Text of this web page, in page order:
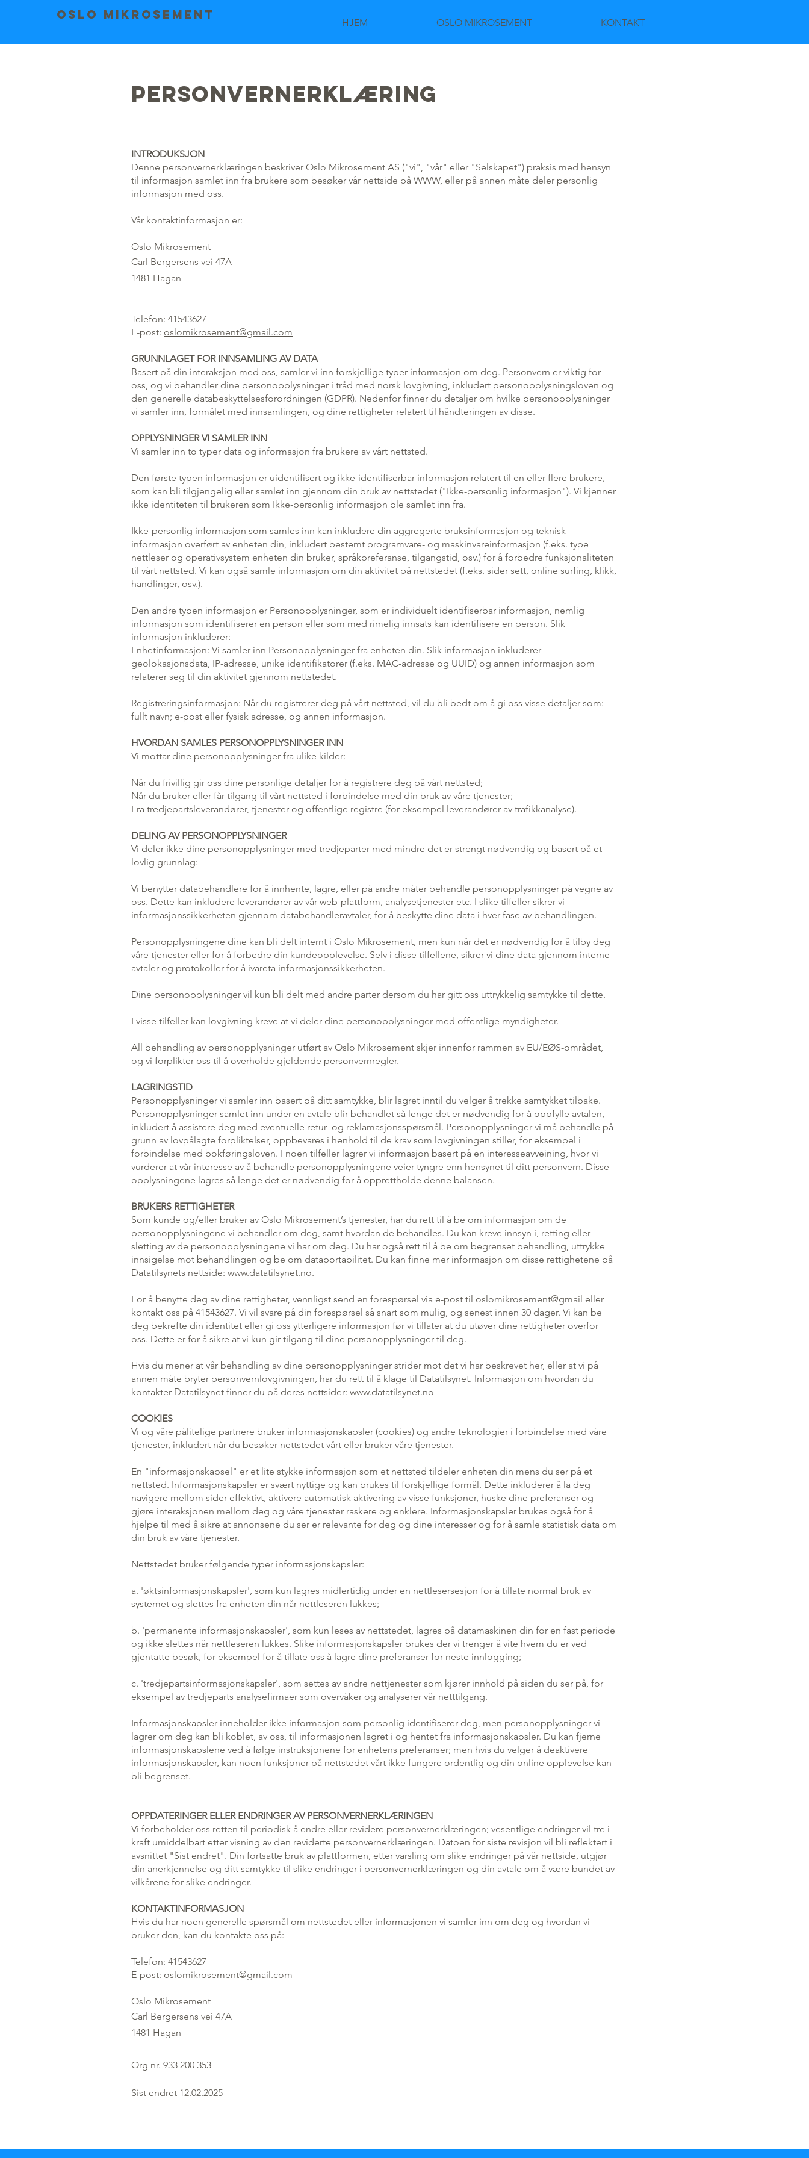
Oslo Mikrosement
HJEM OSLO MIKROSEMENT KONTAKT
Personvernerklæring
INTRODUKSJON
Denne personvernerklæringen beskriver Oslo Mikrosement AS ("vi", "vår" eller "Selskapet") praksis med hensyn
til informasjon samlet inn fra brukere som besøker vår nettside på WWW, eller på annen måte deler personlig
informasjon med oss.
Vår kontaktinformasjon er:
Oslo Mikrosement
Carl Bergersens vei 47A
1481 Hagan
Telefon: 41543627
E-post: oslomikrosement@gmail.com
GRUNNLAGET FOR INNSAMLING AV DATA
Basert på din interaksjon med oss, samler vi inn forskjellige typer informasjon om deg. Personvern er viktig for
oss, og vi behandler dine personopplysninger i tråd med norsk lovgivning, inkludert personopplysningsloven og
den generelle databeskyttelsesforordningen (GDPR). Nedenfor finner du detaljer om hvilke personopplysninger
vi samler inn, formålet med innsamlingen, og dine rettigheter relatert til håndteringen av disse.
OPPLYSNINGER VI SAMLER INN
Vi samler inn to typer data og informasjon fra brukere av vårt nettsted.
Den første typen informasjon er uidentifisert og ikke-identifiserbar informasjon relatert til en eller flere brukere,
som kan bli tilgjengelig eller samlet inn gjennom din bruk av nettstedet ("Ikke-personlig informasjon"). Vi kjenner
ikke identiteten til brukeren som Ikke-personlig informasjon ble samlet inn fra.
Ikke-personlig informasjon som samles inn kan inkludere din aggregerte bruksinformasjon og teknisk
informasjon overført av enheten din, inkludert bestemt programvare- og maskinvareinformasjon (f.eks. type
nettleser og operativsystem enheten din bruker, språkpreferanse, tilgangstid, osv.) for å forbedre funksjonaliteten
til vårt nettsted. Vi kan også samle informasjon om din aktivitet på nettstedet (f.eks. sider sett, online surfing, klikk,
handlinger, osv.).
Den andre typen informasjon er Personopplysninger, som er individuelt identifiserbar informasjon, nemlig
informasjon som identifiserer en person eller som med rimelig innsats kan identifisere en person. Slik
informasjon inkluderer:
Enhetinformasjon: Vi samler inn Personopplysninger fra enheten din. Slik informasjon inkluderer
geolokasjonsdata, IP-adresse, unike identifikatorer (f.eks. MAC-adresse og UUID) og annen informasjon som
relaterer seg til din aktivitet gjennom nettstedet.
Registreringsinformasjon: Når du registrerer deg på vårt nettsted, vil du bli bedt om å gi oss visse detaljer som:
fullt navn; e-post eller fysisk adresse, og annen informasjon.
HVORDAN SAMLES PERSONOPPLYSNINGER INN
Vi mottar dine personopplysninger fra ulike kilder:
Når du frivillig gir oss dine personlige detaljer for å registrere deg på vårt nettsted;
Når du bruker eller får tilgang til vårt nettsted i forbindelse med din bruk av våre tjenester;
Fra tredjepartsleverandører, tjenester og offentlige registre (for eksempel leverandører av trafikkanalyse).
DELING AV PERSONOPPLYSNINGER
Vi deler ikke dine personopplysninger med tredjeparter med mindre det er strengt nødvendig og basert på et
lovlig grunnlag:
Vi benytter databehandlere for å innhente, lagre, eller på andre måter behandle personopplysninger på vegne av
oss. Dette kan inkludere leverandører av vår web-plattform, analysetjenester etc. I slike tilfeller sikrer vi
informasjonssikkerheten gjennom databehandleravtaler, for å beskytte dine data i hver fase av behandlingen.
Personopplysningene dine kan bli delt internt i Oslo Mikrosement, men kun når det er nødvendig for å tilby deg
våre tjenester eller for å forbedre din kundeopplevelse. Selv i disse tilfellene, sikrer vi dine data gjennom interne
avtaler og protokoller for å ivareta informasjonssikkerheten.
Dine personopplysninger vil kun bli delt med andre parter dersom du har gitt oss uttrykkelig samtykke til dette.
I visse tilfeller kan lovgivning kreve at vi deler dine personopplysninger med offentlige myndigheter.
All behandling av personopplysninger utført av Oslo Mikrosement skjer innenfor rammen av EU/EØS-området,
og vi forplikter oss til å overholde gjeldende personvernregler.
LAGRINGSTID
Personopplysninger vi samler inn basert på ditt samtykke, blir lagret inntil du velger å trekke samtykket tilbake.
Personopplysninger samlet inn under en avtale blir behandlet så lenge det er nødvendig for å oppfylle avtalen,
inkludert å assistere deg med eventuelle retur- og reklamasjonsspørsmål. Personopplysninger vi må behandle på
grunn av lovpålagte forpliktelser, oppbevares i henhold til de krav som lovgivningen stiller, for eksempel i
forbindelse med bokføringsloven. I noen tilfeller lagrer vi informasjon basert på en interesseavveining, hvor vi
vurderer at vår interesse av å behandle personopplysningene veier tyngre enn hensynet til ditt personvern. Disse
opplysningene lagres så lenge det er nødvendig for å opprettholde denne balansen.
BRUKERS RETTIGHETER
Som kunde og/eller bruker av Oslo Mikrosement’s tjenester, har du rett til å be om informasjon om de
personopplysningene vi behandler om deg, samt hvordan de behandles. Du kan kreve innsyn i, retting eller
sletting av de personopplysningene vi har om deg. Du har også rett til å be om begrenset behandling, uttrykke
innsigelse mot behandlingen og be om dataportabilitet. Du kan finne mer informasjon om disse rettighetene på
Datatilsynets nettside: www.datatilsynet.no.
For å benytte deg av dine rettigheter, vennligst send en forespørsel via e-post til oslomikrosement@gmail eller
kontakt oss på 41543627. Vi vil svare på din forespørsel så snart som mulig, og senest innen 30 dager. Vi kan be
deg bekrefte din identitet eller gi oss ytterligere informasjon før vi tillater at du utøver dine rettigheter overfor
oss. Dette er for å sikre at vi kun gir tilgang til dine personopplysninger til deg.
Hvis du mener at vår behandling av dine personopplysninger strider mot det vi har beskrevet her, eller at vi på
annen måte bryter personvernlovgivningen, har du rett til å klage til Datatilsynet. Informasjon om hvordan du
kontakter Datatilsynet finner du på deres nettsider: www.datatilsynet.no
COOKIES
Vi og våre pålitelige partnere bruker informasjonskapsler (cookies) og andre teknologier i forbindelse med våre
tjenester, inkludert når du besøker nettstedet vårt eller bruker våre tjenester.
En "informasjonskapsel" er et lite stykke informasjon som et nettsted tildeler enheten din mens du ser på et
nettsted. Informasjonskapsler er svært nyttige og kan brukes til forskjellige formål. Dette inkluderer å la deg
navigere mellom sider effektivt, aktivere automatisk aktivering av visse funksjoner, huske dine preferanser og
gjøre interaksjonen mellom deg og våre tjenester raskere og enklere. Informasjonskapsler brukes også for å
hjelpe til med å sikre at annonsene du ser er relevante for deg og dine interesser og for å samle statistisk data om
din bruk av våre tjenester.
Nettstedet bruker følgende typer informasjonskapsler:
a. 'øktsinformasjonskapsler', som kun lagres midlertidig under en nettlesersesjon for å tillate normal bruk av
systemet og slettes fra enheten din når nettleseren lukkes;
b. 'permanente informasjonskapsler', som kun leses av nettstedet, lagres på datamaskinen din for en fast periode
og ikke slettes når nettleseren lukkes. Slike informasjonskapsler brukes der vi trenger å vite hvem du er ved
gjentatte besøk, for eksempel for å tillate oss å lagre dine preferanser for neste innlogging;
c. 'tredjepartsinformasjonskapsler', som settes av andre nettjenester som kjører innhold på siden du ser på, for
eksempel av tredjeparts analysefirmaer som overvåker og analyserer vår netttilgang.
Informasjonskapsler inneholder ikke informasjon som personlig identifiserer deg, men personopplysninger vi
lagrer om deg kan bli koblet, av oss, til informasjonen lagret i og hentet fra informasjonskapsler. Du kan fjerne
informasjonskapslene ved å følge instruksjonene for enhetens preferanser; men hvis du velger å deaktivere
informasjonskapsler, kan noen funksjoner på nettstedet vårt ikke fungere ordentlig og din online opplevelse kan
bli begrenset.
OPPDATERINGER ELLER ENDRINGER AV PERSONVERNERKLÆRINGEN
Vi forbeholder oss retten til periodisk å endre eller revidere personvernerklæringen; vesentlige endringer vil tre i
kraft umiddelbart etter visning av den reviderte personvernerklæringen. Datoen for siste revisjon vil bli reflektert i
avsnittet "Sist endret". Din fortsatte bruk av plattformen, etter varsling om slike endringer på vår nettside, utgjør
din anerkjennelse og ditt samtykke til slike endringer i personvernerklæringen og din avtale om å være bundet av
vilkårene for slike endringer.
KONTAKTINFORMASJON
Hvis du har noen generelle spørsmål om nettstedet eller informasjonen vi samler inn om deg og hvordan vi
bruker den, kan du kontakte oss på:
Telefon: 41543627
E-post: oslomikrosement@gmail.com
Oslo Mikrosement
Carl Bergersens vei 47A
1481 Hagan
Org nr. 933 200 353
Sist endret 12.02.2025